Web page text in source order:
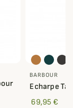
BARBOUR
Echarpe
69,95 €